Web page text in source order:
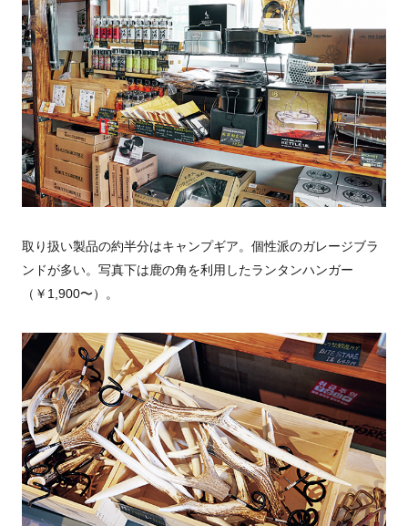
取り扱い製品の約半分はキャンプギア。個性派のガレージブラ
ンドが多い。写真下は鹿の角を利用したランタンハンガー
（￥1,900〜）。